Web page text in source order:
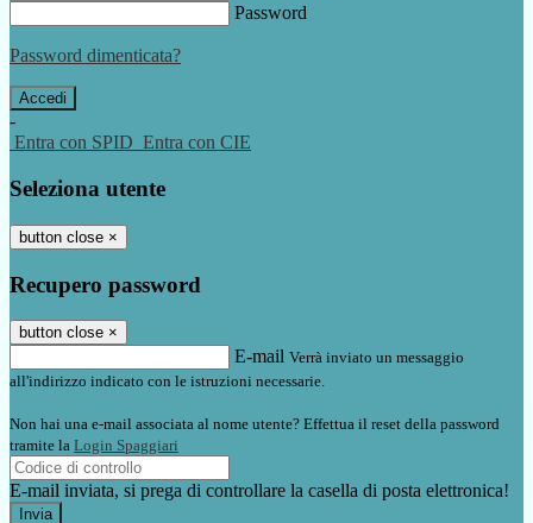
Password
Password dimenticata?
-
Entra con SPID Entra con CIE
Seleziona utente
button close ×
Recupero password
button close ×
E-mail Verrà inviato un messaggio
all'indirizzo indicato con le istruzioni necessarie.
Non hai una e-mail associata al nome utente? Effettua il reset della password
tramite la Login Spaggiari
E-mail inviata, si prega di controllare la casella di posta elettronica!